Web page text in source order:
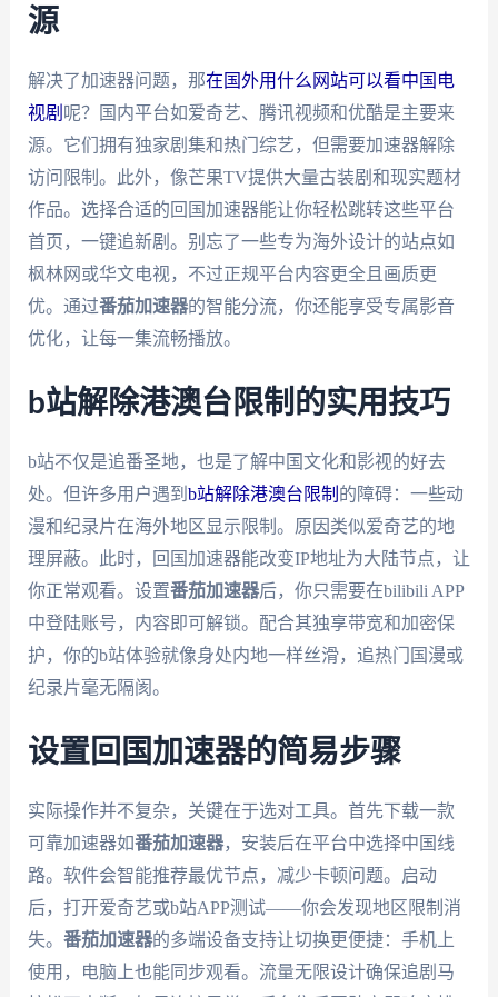
源
解决了加速器问题，那在国外用什么网站可以看中国电
视剧 呢？国内平台如爱奇艺、腾讯视频和优酷是主要来
源。它们拥有独家剧集和热门综艺，但需要加速器解除
访问限制。此外，像芒果TV提供大量古装剧和现实题材
作品。选择合适的回国加速器能让你轻松跳转这些平台
首页，一键追新剧。别忘了一些专为海外设计的站点如
枫林网或华文电视，不过正规平台内容更全且画质更
优。通过番茄加速器的智能分流，你还能享受专属影音
优化，让每一集流畅播放。
b站解除港澳台限制的实用技巧
b站不仅是追番圣地，也是了解中国文化和影视的好去
处。但许多用户遇到 b站解除港澳台限制 的障碍：一些动
漫和纪录片在海外地区显示限制。原因类似爱奇艺的地
理屏蔽。此时，回国加速器能改变IP地址为大陆节点，让
你正常观看。设置番茄加速器后，你只需要在bilibili APP
中登陆账号，内容即可解锁。配合其独享带宽和加密保
护，你的b站体验就像身处内地一样丝滑，追热门国漫或
纪录片毫无隔阂。
设置回国加速器的简易步骤
实际操作并不复杂，关键在于选对工具。首先下载一款
可靠加速器如番茄加速器，安装后在平台中选择中国线
路。软件会智能推荐最优节点，减少卡顿问题。启动
后，打开爱奇艺或b站APP测试——你会发现地区限制消
失。 番茄加速器的多端设备支持让切换更便捷：手机上
使用，电脑上也能同步观看。流量无限设计确保追剧马